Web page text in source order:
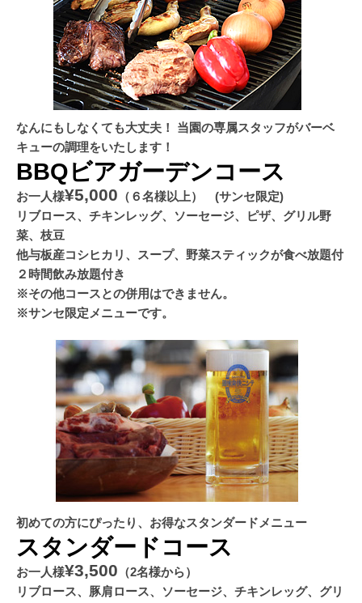
なんにもしなくても大丈夫！ 当園の専属スタッフがバーベ
キューの調理をいたします！
BBQビアガーデンコース
お一人様¥5,000 （６名様以上） (サンセ限定)
リブロース、チキンレッグ、ソーセージ、ピザ、グリル野
菜、枝豆
他与板産コシヒカリ、スープ、野菜スティックが食べ放題付
２時間飲み放題付き
※その他コースとの併用はできません。
※サンセ限定メニューです。
初めての方にぴったり、お得なスタンダードメニュー
スタンダードコース
お一人様¥3,500 （2名様から）
リブロース、豚肩ロース、ソーセージ、チキンレッグ、グリ